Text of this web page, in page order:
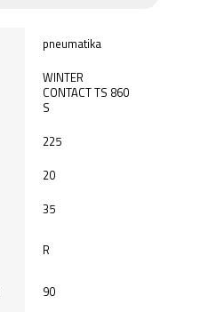
pneumatika
WINTER
CONTACT TS 860
S
225
20
35
R
90